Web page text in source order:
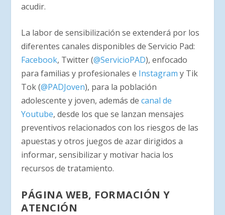
acudir.
La labor de sensibilización se extenderá por los
diferentes canales disponibles de Servicio Pad:
Facebook, Twitter (@ServicioPAD), enfocado
para familias y profesionales e Instagram y Tik
Tok (@PADJoven), para la población
adolescente y joven, además decanal de
Youtube, desde los que se lanzan mensajes
preventivos relacionados con los riesgos de las
apuestas y otros juegos de azar dirigidos a
informar, sensibilizar y motivar hacia los
recursos de tratamiento.
PÁGINA WEB, FORMACIÓN Y
ATENCIÓN